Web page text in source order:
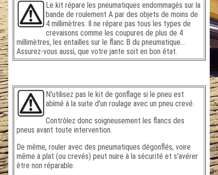
Le kit répare les pneumatiques endommagés sur la
bande de roulement A par des objets de moins de
4 millimètres. Il ne répare pas tous les types de
crevaisons comme les coupures de plus de 4
millimètres, les entailles sur le flanc B du pneumatique...
Assurez-vous aussi, que votre jante soit en bon état.
N'utilisez pas le kit de gonflage si le pneu est
abîmé à la suite d'un roulage avec un pneu crevé.
Contrôlez donc soigneusement les flancs des
pneus avant toute intervention.
De même, rouler avec des pneumatiques dégonflés, voire
même à plat (ou crevés) peut nuire à la sécurité et s'avérer
être non réparable.